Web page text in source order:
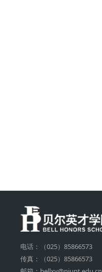
电话：（025）85866573
传真：（025）85866573